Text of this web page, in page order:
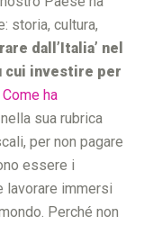
storia, cultura,
dall’Italia’ nel
cui investire per
Come ha
nella sua rubrica
per non pagare
essere i
lavorare immersi
Perché non